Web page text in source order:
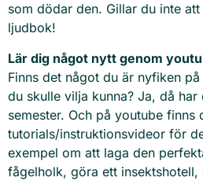
som dödar den. Gillar du inte
ljudbok!
Lär dig något nytt genom
Finns det något du är nyfiken
du skulle vilja kunna? Ja, då har
semester. Och på youtube finns
tutorials/instruktionsvideor för
exempel om att laga den
fågelholk, göra ett insektshotell,